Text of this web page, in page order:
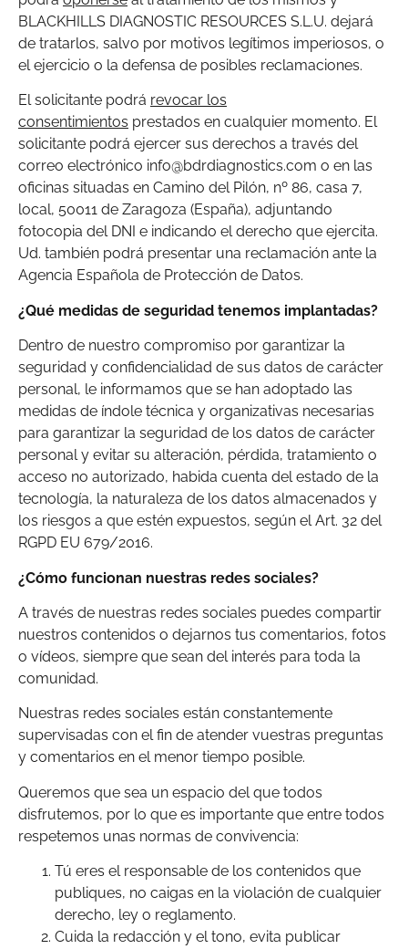
BLACKHILLS DIAGNOSTIC RESOURCES S.L.U. dejará
de tratarlos, salvo por motivos legítimos imperiosos, o
el ejercicio o la defensa de posibles reclamaciones.
El solicitante podrá revocar los
consentimientos prestados en cualquier momento. El
solicitante podrá ejercer sus derechos a través del
correo electrónico info@bdrdiagnostics.com o en las
oficinas situadas en Camino del Pilón, nº 86, casa 7,
local, 50011 de Zaragoza (España), adjuntando
fotocopia del DNI e indicando el derecho que ejercita.
Ud. también podrá presentar una reclamación ante la
Agencia Española de Protección de Datos.
¿Qué medidas de seguridad tenemos implantadas?
Dentro de nuestro compromiso por garantizar la
seguridad y confidencialidad de sus datos de carácter
personal, le informamos que se han adoptado las
medidas de índole técnica y organizativas necesarias
para garantizar la seguridad de los datos de carácter
personal y evitar su alteración, pérdida, tratamiento o
acceso no autorizado, habida cuenta del estado de la
tecnología, la naturaleza de los datos almacenados y
los riesgos a que estén expuestos, según el Art. 32 del
RGPD EU 679/2016.
¿Cómo funcionan nuestras redes sociales?
A través de nuestras redes sociales puedes compartir
nuestros contenidos o dejarnos tus comentarios, fotos
o vídeos, siempre que sean del interés para toda la
comunidad.
Nuestras redes sociales están constantemente
supervisadas con el fin de atender vuestras preguntas
y comentarios en el menor tiempo posible.
Queremos que sea un espacio del que todos
disfrutemos, por lo que es importante que entre todos
respetemos unas normas de convivencia:
Tú eres el responsable de los contenidos que
publiques, no caigas en la violación de cualquier
derecho, ley o reglamento.
Cuida la redacción y el tono, evita publicar